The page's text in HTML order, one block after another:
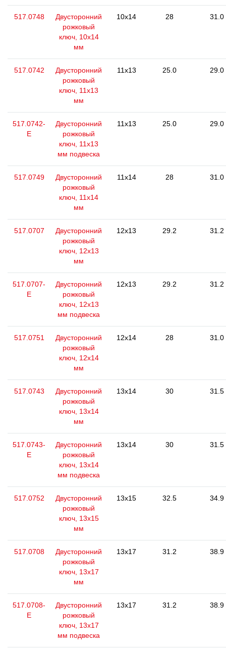
517.0748
Двусторонний
рожковый
ключ, 10x14
мм
10x14 28 31.0
517.0742
Двусторонний
рожковый
ключ, 11x13
мм
11x13 25.0 29.0
517.0742-
E
Двусторонний
рожковый
ключ, 11x13
мм подвеска
11x13 25.0 29.0
517.0749
Двусторонний
рожковый
ключ, 11x14
мм
11x14 28 31.0
517.0707
Двусторонний
рожковый
ключ, 12x13
мм
12x13 29.2 31.2
517.0707-
E
Двусторонний
рожковый
ключ, 12x13
мм подвеска
12x13 29.2 31.2
517.0751
Двусторонний
рожковый
ключ, 12x14
мм
12x14 28 31.0
517.0743
Двусторонний
рожковый
ключ, 13x14
мм
13x14 30 31.5
517.0743-
E
Двусторонний
рожковый
ключ, 13x14
мм подвеска
13x14 30 31.5
517.0752
Двусторонний
рожковый
ключ, 13x15
мм
13x15 32.5 34.9
517.0708
Двусторонний
рожковый
ключ, 13х17
мм
13x17 31.2 38.9
517.0708-
E
Двусторонний
рожковый
ключ, 13х17
мм подвеска
13x17 31.2 38.9